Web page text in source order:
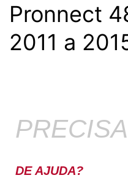
Pronnect
2011 a
PRECISA
DE AJUDA?